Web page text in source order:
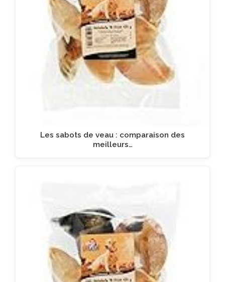
Les sabots de veau : comparaison des
meilleurs…